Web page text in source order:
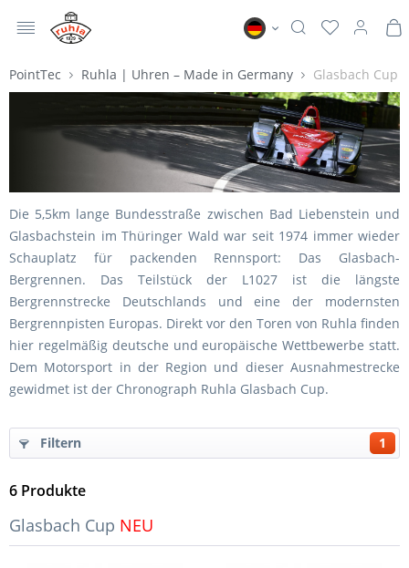
MENÜ
PointTec
Ruhla | Uhren – Made in Germany Glasbach Cup
Die 5,5km lange Bundesstraße zwischen Bad Liebenstein und
Glasbachstein im Thüringer Wald war seit 1974 immer wieder
Schauplatz für packenden Rennsport: Das Glasbach-
Bergrennen. Das Teilstück der L1027 ist die längste
Bergrennstrecke Deutschlands und eine der modernsten
Bergrennpisten Europas. Direkt vor den Toren von Ruhla finden
hier regelmäßig deutsche und europäische Wettbewerbe statt.
Dem Motorsport in der Region und dieser Ausnahmestrecke
gewidmet ist der Chronograph Ruhla Glasbach Cup.
Filtern 1
6 Produkte
Glasbach Cup NEU